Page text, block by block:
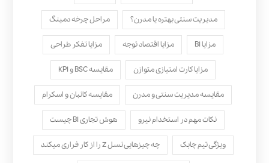
مدیریت سنتی بهتره یا مدرن؟ مراحل چرخه دمینگ
مزایا BI مزایا اقتصاد توجه مزایا تفکر طراحی
مزایا کارت امتیازی متوازن مقایسه BSC و KPI
مقایسه مدیریت سنتی و مدرن مقایسه کانبان و اسکرام
نکات مهم در استخدام نیرو هوش تجاری BI چیست
ویژگی تیم چابک چه چیزهایی نسل Z را از کار فراری میکند